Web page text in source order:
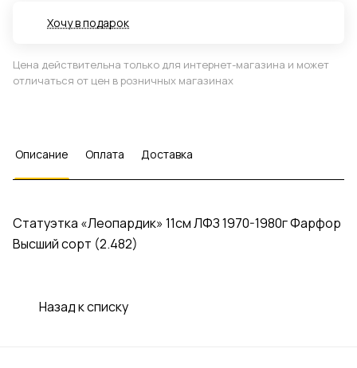
Хочу в подарок
Цена действительна только для интернет-магазина и может
отличаться от цен в розничных магазинах
Описание Оплата Доставка
Статуэтка «Леопардик» 11см ЛФЗ 1970-1980г Фарфор
Высший сорт (2.482)
Назад к списку